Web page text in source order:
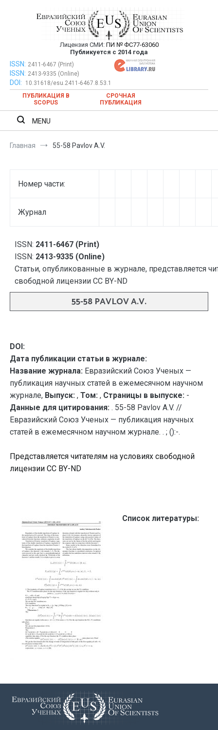
Евразийский Союз Ученых —
публикация научных статей в
ежемесячном научном журнале
Лицензия СМИ: ПИ № ФС77-63060
Публикуется с 2014 года
Евразийский Союз Ученых — публикация научных статей в
ежемесячном научном журнале
ISSN: 2411-6467 (Print)
ISSN: 2413-9335 (Online)
DOI:
10.31618/esu.2411-6467.8.53.1
ПУБЛИКАЦИЯ В
SCOPUS
СРОЧНАЯ
ПУБЛИКАЦИЯ
MENU
Главная 55-58 Pavlov A.V.
Номер части:
Журнал
ISSN: 2411-6467 (Print)
ISSN: 2413-9335 (Online)
Статьи, опубликованные в журнале, представляется
свободной лицензии CC BY-ND
55-58 PAVLOV A.V.
DOI:
Дата публикации статьи в журнале:
Название журнала: Евразийский Союз Ученых —
публикация научных статей в ежемесячном научном
журнале, Выпуск: , Том: , Страницы в выпуске: -
Данные для цитирования: . 55-58 Pavlov A.V. //
Евразийский Союз Ученых — публикация научных
статей в ежемесячном научном журнале. . ; ():-.
Представляется читателям на условиях свободной
лицензии CC BY-ND
Список литературы: